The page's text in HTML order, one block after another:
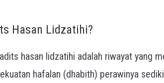
Hasan Lidzatihi?
hasan lidzatihi adalah riwayat yang
hafalan (dhabith) perawinya